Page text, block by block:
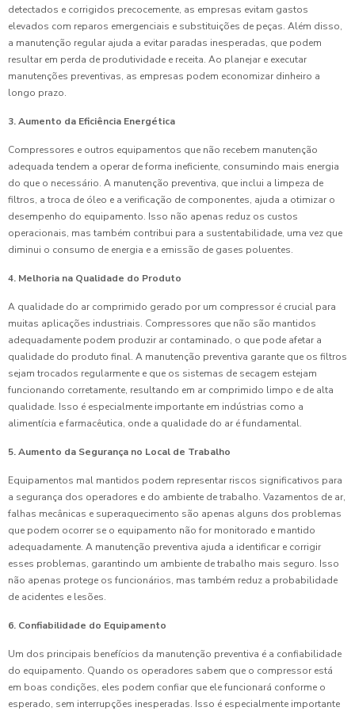
detectados e corrigidos precocemente, as empresas evitam gastos
elevados com reparos emergenciais e substituições de peças. Além disso,
a manutenção regular ajuda a evitar paradas inesperadas, que podem
resultar em perda de produtividade e receita. Ao planejar e executar
manutenções preventivas, as empresas podem economizar dinheiro a
longo prazo.
3. Aumento da Eficiência Energética
Compressores e outros equipamentos que não recebem manutenção
adequada tendem a operar de forma ineficiente, consumindo mais energia
do que o necessário. A manutenção preventiva, que inclui a limpeza de
filtros, a troca de óleo e a verificação de componentes, ajuda a otimizar o
desempenho do equipamento. Isso não apenas reduz os custos
operacionais, mas também contribui para a sustentabilidade, uma vez que
diminui o consumo de energia e a emissão de gases poluentes.
4. Melhoria na Qualidade do Produto
A qualidade do ar comprimido gerado por um compressor é crucial para
muitas aplicações industriais. Compressores que não são mantidos
adequadamente podem produzir ar contaminado, o que pode afetar a
qualidade do produto final. A manutenção preventiva garante que os filtros
sejam trocados regularmente e que os sistemas de secagem estejam
funcionando corretamente, resultando em ar comprimido limpo e de alta
qualidade. Isso é especialmente importante em indústrias como a
alimentícia e farmacêutica, onde a qualidade do ar é fundamental.
5. Aumento da Segurança no Local de Trabalho
Equipamentos mal mantidos podem representar riscos significativos para
a segurança dos operadores e do ambiente de trabalho. Vazamentos de ar,
falhas mecânicas e superaquecimento são apenas alguns dos problemas
que podem ocorrer se o equipamento não for monitorado e mantido
adequadamente. A manutenção preventiva ajuda a identificar e corrigir
esses problemas, garantindo um ambiente de trabalho mais seguro. Isso
não apenas protege os funcionários, mas também reduz a probabilidade
de acidentes e lesões.
6. Confiabilidade do Equipamento
Um dos principais benefícios da manutenção preventiva é a confiabilidade
do equipamento. Quando os operadores sabem que o compressor está
em boas condições, eles podem confiar que ele funcionará conforme o
esperado, sem interrupções inesperadas. Isso é especialmente importante